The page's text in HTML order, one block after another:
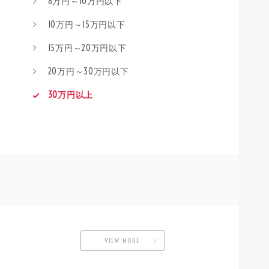
10万円～15万円以下
15万円～20万円以下
20万円～30万円以下
30万円以上
VIEW MORE